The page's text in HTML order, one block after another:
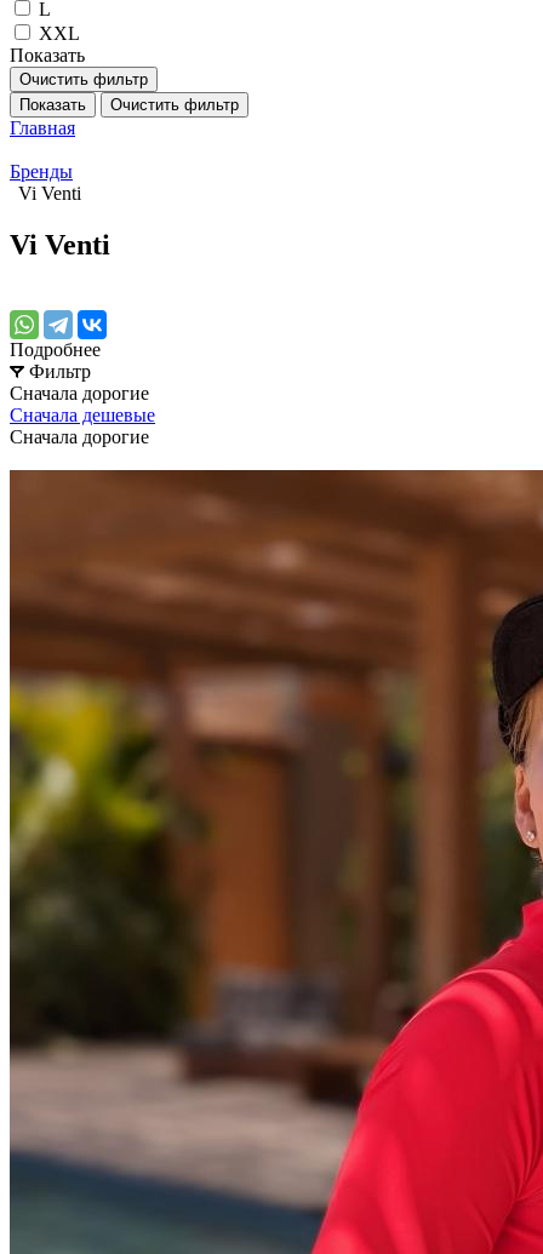
L
XXL
Показать
Очистить фильтр
Показать
Очистить фильтр
Главная
Бренды
Vi Venti
Vi Venti
Подробнее
Фильтр
Сначала дорогие
Сначала дешевые
Сначала дорогие